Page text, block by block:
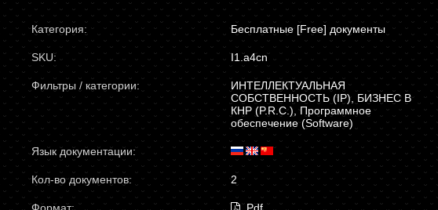
Категория: Бесплатные [Free] документы
SKU: I1.a4cn
Фильтры / категории:
ИНТЕЛЛЕКТУАЛЬНАЯ
СОБСТВЕННОСТЬ (IP), БИЗНЕС В
КНР (P.R.C.), Программное
обеспечение (Software)
Язык документации:
Кол-во документов: 2